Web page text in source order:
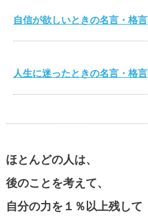
自信が欲しいときの名言・格言
人生に迷ったときの名言・格言
心を打つ名言・格言
美輪明宏の名言・格言
ほとんどの人は、
後のことを考えて、
自分の力を１％以上残して